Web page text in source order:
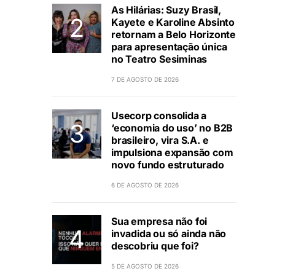
As Hilárias: Suzy Brasil,
Kayete e Karoline Absinto
retornam a Belo Horizonte
para apresentação única
no Teatro Sesiminas
7 DE AGOSTO DE 2026
Usecorp consolida a
‘economia do uso’ no B2B
brasileiro, vira S.A. e
impulsiona expansão com
novo fundo estruturado
6 DE AGOSTO DE 2026
Sua empresa não foi
invadida ou só ainda não
descobriu que foi?
5 DE AGOSTO DE 2026